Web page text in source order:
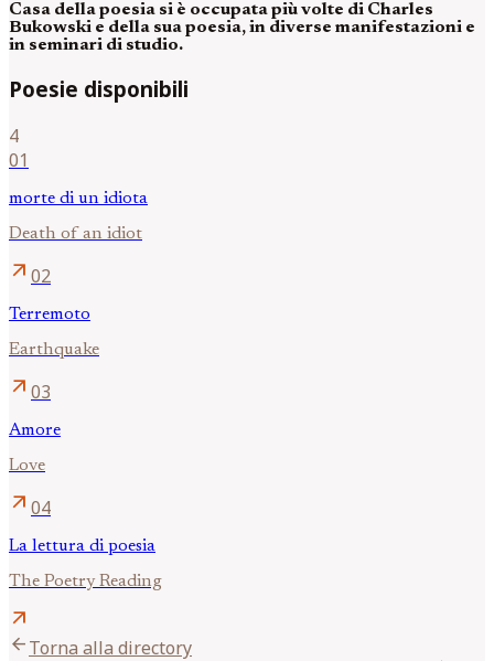
Casa della poesia si è occupata più volte di Charles
Bukowski e della sua poesia, in diverse manifestazioni e
in seminari di studio.
Poesie disponibili
4
01
morte di un idiota
Death of an idiot
arrow_outward 02
Terremoto
Earthquake
arrow_outward 03
Amore
Love
arrow_outward 04
La lettura di poesia
The Poetry Reading
arrow_outward
arrow_backTorna alla directory